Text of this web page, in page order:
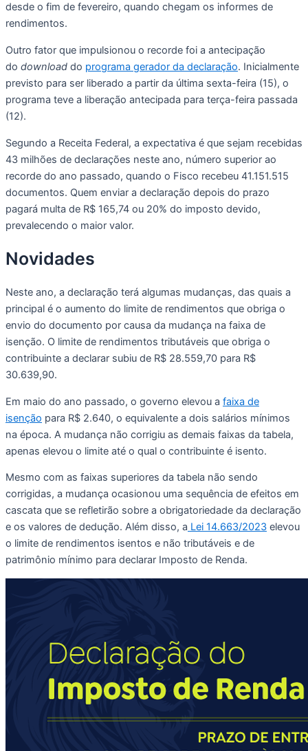
desde o fim de fevereiro, quando chegam os informes de
rendimentos.
Outro fator que impulsionou o recorde foi a antecipação
do download do programa gerador da declaração. Inicialmente
previsto para ser liberado a partir da última sexta-feira (15), o
programa teve a liberação antecipada para terça-feira passada
(12).
Segundo a Receita Federal, a expectativa é que sejam recebidas
43 milhões de declarações neste ano, número superior ao
recorde do ano passado, quando o Fisco recebeu 41.151.515
documentos. Quem enviar a declaração depois do prazo
pagará multa de R$ 165,74 ou 20% do imposto devido,
prevalecendo o maior valor.
Novidades
Neste ano, a declaração terá algumas mudanças, das quais a
principal é o aumento do limite de rendimentos que obriga o
envio do documento por causa da mudança na faixa de
isenção. O limite de rendimentos tributáveis que obriga o
contribuinte a declarar subiu de R$ 28.559,70 para R$
30.639,90.
Em maio do ano passado, o governo elevou a faixa de
isenção para R$ 2.640, o equivalente a dois salários mínimos
na época. A mudança não corrigiu as demais faixas da tabela,
apenas elevou o limite até o qual o contribuinte é isento.
Mesmo com as faixas superiores da tabela não sendo
corrigidas, a mudança ocasionou uma sequência de efeitos em
cascata que se refletirão sobre a obrigatoriedade da declaração
e os valores de dedução. Além disso, a Lei 14.663/2023 elevou
o limite de rendimentos isentos e não tributáveis e de
patrimônio mínimo para declarar Imposto de Renda.